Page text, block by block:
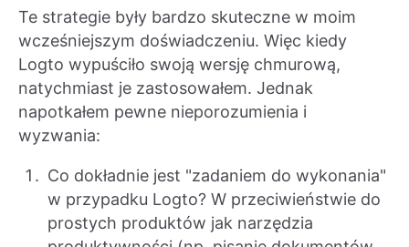
Te strategie były bardzo skuteczne w moim
wcześniejszym doświadczeniu. Więc kiedy
Logto wypuściło swoją wersję chmurową,
natychmiast je zastosowałem. Jednak
napotkałem pewne nieporozumienia i
wyzwania:
Co dokładnie jest "zadaniem do wykonania"
w przypadku Logto? W przeciwieństwie do
prostych produktów jak narzędzia